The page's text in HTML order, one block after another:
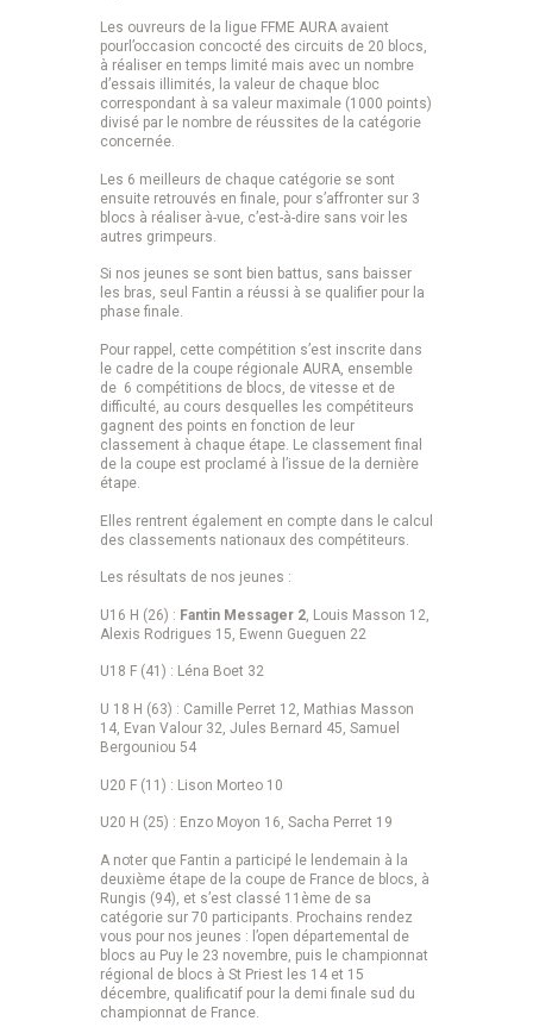
Les ouvreurs de la ligue FFME AURA avaient
pourl’occasion concocté des circuits de 20 blocs,
à réaliser en temps limité mais avec un nombre
d’essais illimités, la valeur de chaque bloc
correspondant à sa valeur maximale (1000 points)
divisé par le nombre de réussites de la catégorie
concernée.
Les 6 meilleurs de chaque catégorie se sont
ensuite retrouvés en finale, pour s’affronter sur 3
blocs à réaliser à-vue, c’est-à-dire sans voir les
autres grimpeurs.
Si nos jeunes se sont bien battus, sans baisser
les bras, seul Fantin a réussi à se qualifier pour la
phase finale.
Pour rappel, cette compétition s’est inscrite dans
le cadre de la coupe régionale AURA, ensemble
de 6 compétitions de blocs, de vitesse et de
difficulté, au cours desquelles les compétiteurs
gagnent des points en fonction de leur
classement à chaque étape. Le classement final
de la coupe est proclamé à l’issue de la dernière
étape.
Elles rentrent également en compte dans le calcul
des classements nationaux des compétiteurs.
Les résultats de nos jeunes :
U16 H (26) : Fantin Messager 2, Louis Masson 12,
Alexis Rodrigues 15, Ewenn Gueguen 22
U18 F (41) : Léna Boet 32
U 18 H (63) : Camille Perret 12, Mathias Masson
14, Evan Valour 32, Jules Bernard 45, Samuel
Bergouniou 54
U20 F (11) : Lison Morteo 10
U20 H (25) : Enzo Moyon 16, Sacha Perret 19
A noter que Fantin a participé le lendemain à la
deuxième étape de la coupe de France de blocs, à
Rungis (94), et s’est classé 11ème de sa
catégorie sur 70 participants. Prochains rendez
vous pour nos jeunes : l’open départemental de
blocs au Puy le 23 novembre, puis le championnat
régional de blocs à St Priest les 14 et 15
décembre, qualificatif pour la demi finale sud du
championnat de France.